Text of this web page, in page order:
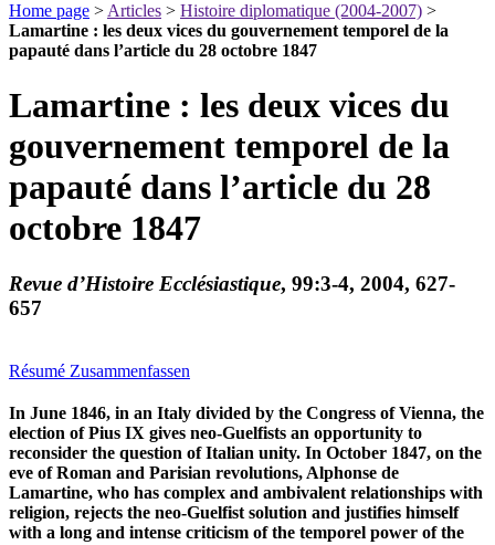
Home page >Articles > Histoire diplomatique (2004-2007) >
Lamartine : les deux vices du gouvernement temporel de la
papauté dans l’article du 28 octobre 1847
Lamartine : les deux vices du
gouvernement temporel de la
papauté dans l’article du 28
octobre 1847
Revue d’Histoire Ecclésiastique, 99:3-4, 2004, 627-
657
Résumé Zusammenfassen
In June 1846, in an Italy divided by the Congress of Vienna, the
election of Pius IX gives neo-Guelfists an opportunity to
reconsider the question of Italian unity. In October 1847, on the
eve of Roman and Parisian revolutions, Alphonse de
Lamartine, who has complex and ambivalent relationships with
religion, rejects the neo-Guelfist solution and justifies himself
with a long and intense criticism of the temporel power of the